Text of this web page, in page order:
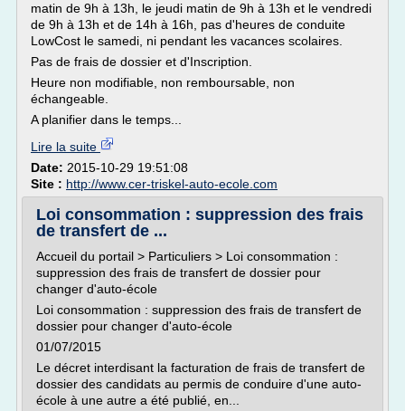
matin de 9h à 13h, le jeudi matin de 9h à 13h et le vendredi
de 9h à 13h et de 14h à 16h, pas d'heures de conduite
LowCost le samedi, ni pendant les vacances scolaires.
Pas de frais de dossier et d'Inscription.
Heure non modifiable, non remboursable, non
échangeable.
A planifier dans le temps...
Lire la suite
Date: 2015-10-29 19:51:08
Site : http://www.cer-triskel-auto-ecole.com
Loi consommation : suppression des frais
de transfert de ...
Accueil du portail > Particuliers > Loi consommation :
suppression des frais de transfert de dossier pour
changer d'auto-école
Loi consommation : suppression des frais de transfert de
dossier pour changer d'auto-école
01/07/2015
Le décret interdisant la facturation de frais de transfert de
dossier des candidats au permis de conduire d'une auto-
école à une autre a été publié, en...